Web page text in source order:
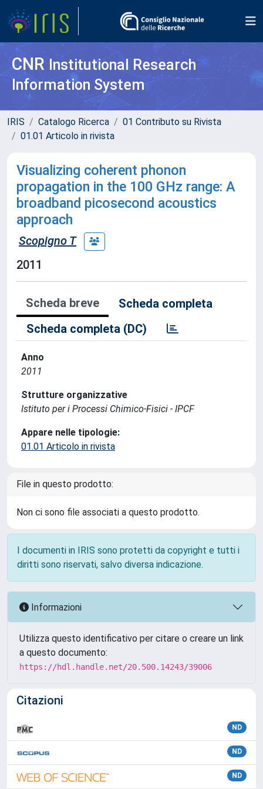
CNR Institutional Research
Information System
IRIS Catalogo Ricerca
01 Contributo su Rivista
01.01 Articolo in rivista
Visualizing coherent phonon
propagation in the 100 GHz range: A
broadband picosecond acoustics
approach
Scopigno T
2011
Scheda breve
Scheda completa
Scheda completa (DC)
Anno
2011
Strutture organizzative
Istituto per i Processi Chimico-Fisici - IPCF
Appare nelle tipologie:
01.01 Articolo in rivista
File in questo prodotto:
Non ci sono file associati a questo prodotto.
I documenti in IRIS sono protetti da copyright e tutti i
diritti sono riservati, salvo diversa indicazione.
Informazioni
Utilizza questo identificativo per citare o creare un link
a questo documento:
https://hdl.handle.net/20.500.14243/39006
Citazioni
ND
ND
ND